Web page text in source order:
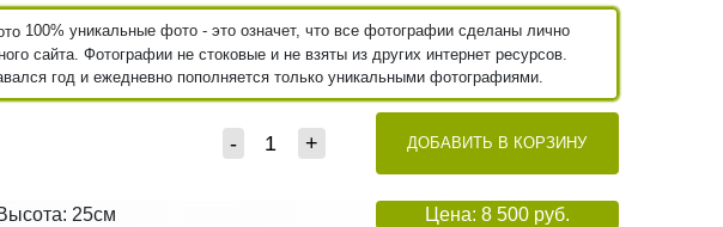
100% уникальные фото - это означет, что все фотографии сделаны лично
сайта. Фотографии не стоковые и не взяты из других интернет ресурсов.
год и ежедневно пополняется только уникальными фотографиями.
- + ДОБАВИТЬ В КОРЗИНУ
25см Цена: 8 500 руб.